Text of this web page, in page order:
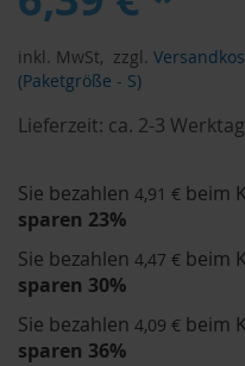
inkl. MwSt, zzgl.
(Paketgröße - S)
Lieferzeit: ca. 2-3
Sie bezahlen 4,91 € beim
sparen 23%
Sie bezahlen 4,47 € beim
sparen 30%
Sie bezahlen 4,09 € beim
sparen 36%